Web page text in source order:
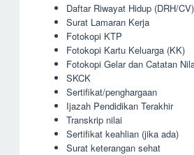
Daftar Riwayat Hidup (DRH/CV)
Surat Lamaran Kerja
Fotokopi KTP
Fotokopi Kartu Keluarga (KK)
Fotokopi Gelar dan Catatan
SKCK
Sertifikat/penghargaan
Ijazah Pendidikan Terakhir
Transkrip nilai
Sertifikat keahlian (jika ada)
Surat keterangan sehat